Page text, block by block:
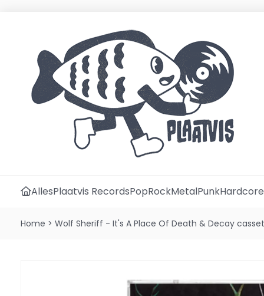
AllesPlaatvis RecordsPopRockMetalPunkHardcore
Home > Wolf Sheriff - It's A Place Of Death & Decay